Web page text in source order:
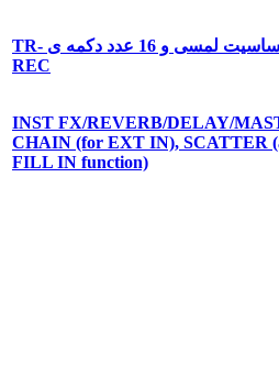
1 عدد پد دارای حساسیت لمسی و 16 عدد دکمه ی TR-
REC
INST FX/REVERB/DELAY/
CHAIN (for EXT IN), SCATTER
FILL IN function)